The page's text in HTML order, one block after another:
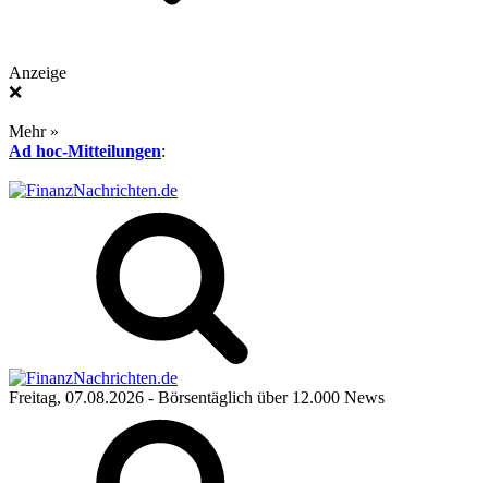
Anzeige
❌
Mehr »
Ad hoc-Mitteilungen:
Freitag, 07.08.2026 - Börsentäglich über 12.000 News